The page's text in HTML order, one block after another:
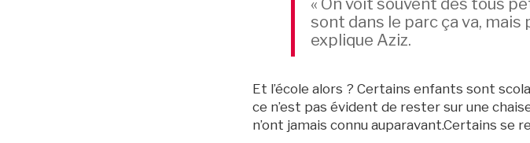
sont dans le parc ça va,
explique Aziz.
Et l’école alors ? Certains enfants sont
ce n’est pas évident de rester sur une
n’ont jamais connu auparavant.Certains se